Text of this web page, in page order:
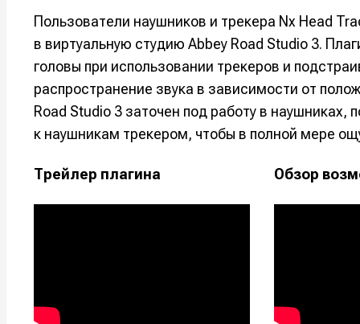
Пользователи наушников и трекера Nx Head
в виртуальную студию Abbey Road Studio 3.
головы при использовании трекеров и
распространение звука в зависимости от
Road Studio 3 заточен под работу в
к наушникам трекером, чтобы в полной мере
Трейлер плагина Обзор